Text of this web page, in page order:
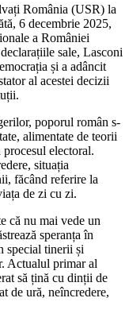
România (USR) la
6 decembrie 2025,
a României
sale, Lasconi
și a adâncit
al acestei decizii
poporul român s-
alimentate de teorii
electoral.
situația
făcând referire la
de zi cu zi.
că nu mai vede un
speranța în
special tinerii și
Actualul primar al
să țină cu dinții de
de ură, neîncredere,